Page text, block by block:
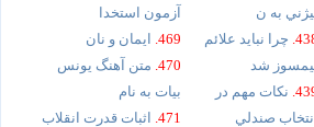
به ن
چرا نبايد علائم
شد
نکات مهم در
انتخاب صندلي
آزمون استخدا
469.
ايمان و نان
470. متن آهنگ يونس
بيات به نام
471.
اثبات قدرت انقلاب